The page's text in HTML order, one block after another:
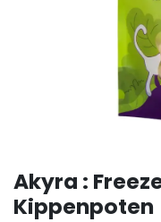
Akyra :
Kippenpoten